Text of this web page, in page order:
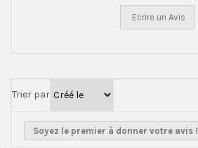
Ecrire un Avis
Trier par
Soyez le premier à donner votre avis !